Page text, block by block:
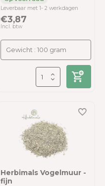
Leverbaar met 1- 2 werkdagen
€3,87
Incl. btw
Herbimals Vogelmuur -
fijn